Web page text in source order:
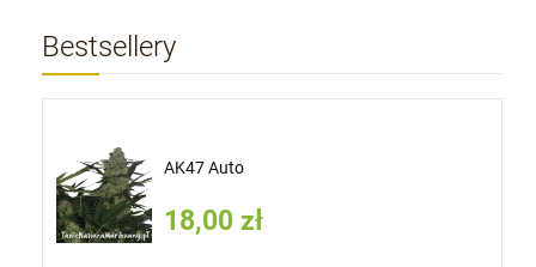
Bestsellery
AK47 Auto
18,00 zł